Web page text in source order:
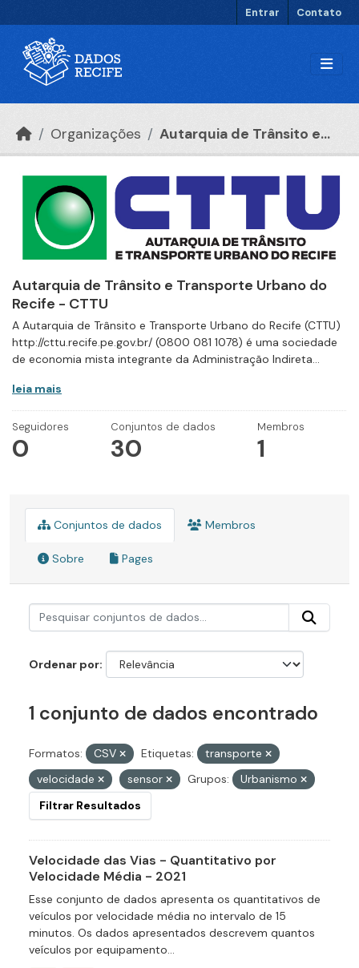
Entrar Contato
Organizações Autarquia de Trânsito e...
Autarquia de Trânsito e Transporte Urbano do
Recife - CTTU
A Autarquia de Trânsito e Transporte Urbano do Recife (CTTU)
http://cttu.recife.pe.gov.br/ (0800 081 1078) é uma sociedade
de economia mista integrante da Administração Indireta...
leia mais
Seguidores
0
Conjuntos de dados
30
Membros
1
Conjuntos de dados Membros
Sobre Pages
Ordenar por
1 conjunto de dados encontrado
Formatos: CSV Etiquetas:
transporte
velocidade
sensor Grupos:
Urbanismo
Filtrar Resultados
Velocidade das Vias - Quantitativo por
Velocidade Média - 2021
Esse conjunto de dados apresenta os quantitativos de
veículos por velocidade média no intervalo de 15
minutos. Os dados apresentados descrevem quantos
veículos por equipamento...